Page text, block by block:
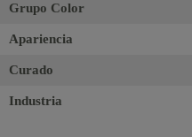
Grupo Color
Apariencia
Curado
Industria